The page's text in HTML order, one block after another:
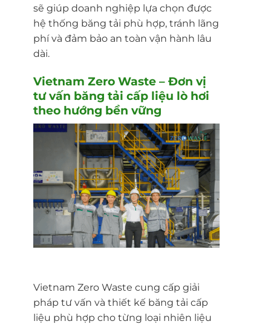
sẽ giúp doanh nghiệp lựa chọn được
hệ thống băng tải phù hợp, tránh lãng
phí và đảm bảo an toàn vận hành lâu
dài.
Vietnam Zero Waste – Đơn vị
tư vấn băng tải cấp liệu lò hơi
theo hướng bền vững
Vietnam Zero Waste cung cấp giải
pháp tư vấn và thiết kế băng tải cấp
liệu phù hợp cho từng loại nhiên liệu